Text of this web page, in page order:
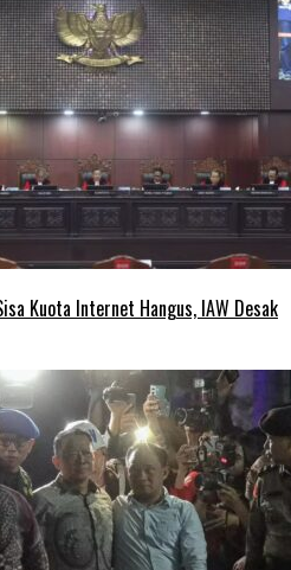
Kuota Internet Hangus, IAW Desak